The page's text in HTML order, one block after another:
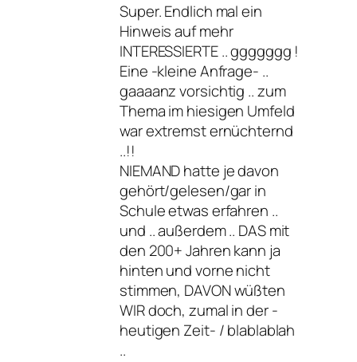
Super. Endlich mal ein
Hinweis auf mehr
INTERESSIERTE .. ggggggg !
Eine -kleine Anfrage- ..
gaaaanz vorsichtig .. zum
Thema im hiesigen Umfeld
war extremst ernüchternd
..!!
NIEMAND hatte je davon
gehört/gelesen/gar in
Schule etwas erfahren ..
und .. außerdem .. DAS mit
den 200+ Jahren kann ja
hinten und vorne nicht
stimmen, DAVON wüßten
WIR doch, zumal in der -
heutigen Zeit- / blablablah
..